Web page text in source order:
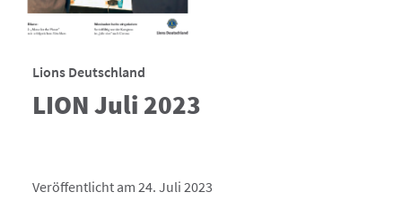
Lions Deutschland
LION Juli 2023
Veröffentlicht am 24. Juli 2023